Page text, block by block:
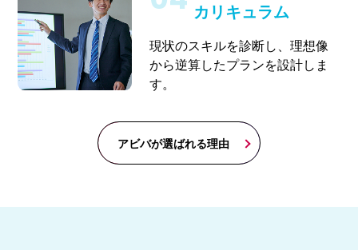
カリキュラム
現状のスキルを診断し、理想像
から逆算したプランを設計しま
す。
アビバが選ばれる理由